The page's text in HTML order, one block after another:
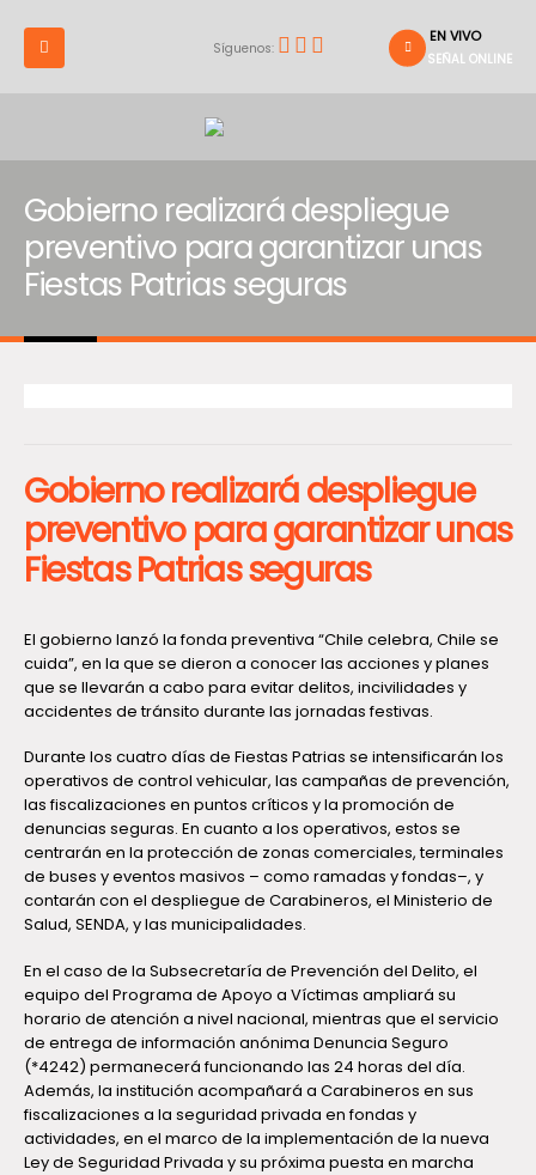
Síguenos:
EN VIVO
SEÑAL ONLINE
Gobierno realizará despliegue
preventivo para garantizar unas
Fiestas Patrias seguras
Gobierno realizará despliegue
preventivo para garantizar unas
Fiestas Patrias seguras
El gobierno lanzó la fonda preventiva “Chile celebra, Chile se
cuida”, en la que se dieron a conocer las acciones y planes
que se llevarán a cabo para evitar delitos, incivilidades y
accidentes de tránsito durante las jornadas festivas.
Durante los cuatro días de Fiestas Patrias se intensificarán los
operativos de control vehicular, las campañas de prevención,
las fiscalizaciones en puntos críticos y la promoción de
denuncias seguras. En cuanto a los operativos, estos se
centrarán en la protección de zonas comerciales, terminales
de buses y eventos masivos – como ramadas y fondas–, y
contarán con el despliegue de Carabineros, el Ministerio de
Salud, SENDA, y las municipalidades.
En el caso de la Subsecretaría de Prevención del Delito, el
equipo del Programa de Apoyo a Víctimas ampliará su
horario de atención a nivel nacional, mientras que el servicio
de entrega de información anónima Denuncia Seguro
(*4242) permanecerá funcionando las 24 horas del día.
Además, la institución acompañará a Carabineros en sus
fiscalizaciones a la seguridad privada en fondas y
actividades, en el marco de la implementación de la nueva
Ley de Seguridad Privada y su próxima puesta en marcha